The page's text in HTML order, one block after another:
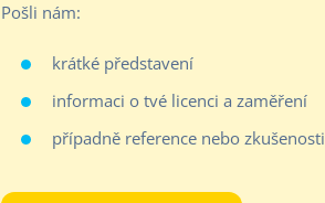
Pošli nám:
krátké představení
informaci o tvé licenci a zaměření
případně reference nebo zkušenosti